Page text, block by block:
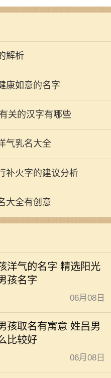
解析
康如意的名字
关的汉字有哪些
气乳名大全
补火字的建议分析
大全有创意
洋气的名字 精选阳光
孩名字
06月08日
孩取名有寓意 姓吕男
比较好
06月08日